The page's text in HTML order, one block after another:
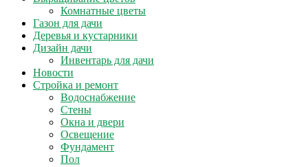
Комнатные цветы
Газон для дачи
Деревья и кустарники
Дизайн дачи
Инвентарь для дачи
Новости
Стройка и ремонт
Водоснабжение
Стены
Окна и двери
Освещение
Фундамент
Пол